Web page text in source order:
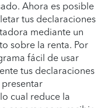
Ahora es posible
tus declaraciones
mediante un
sobre la renta. Por
fácil de usar
tus declaraciones
presentar
cual reduce la